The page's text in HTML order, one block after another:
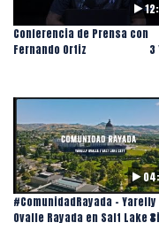
Conferencia de Prensa con
Fernando Ortiz
3
#ComunidadRayada - Yarelly
Ovalle Rayada en Salt Lake3